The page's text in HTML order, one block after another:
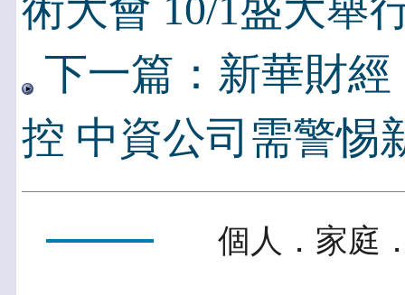
術大會 10/1盛大舉
下一篇：新華財
控 中資公司需警惕
個人．家庭